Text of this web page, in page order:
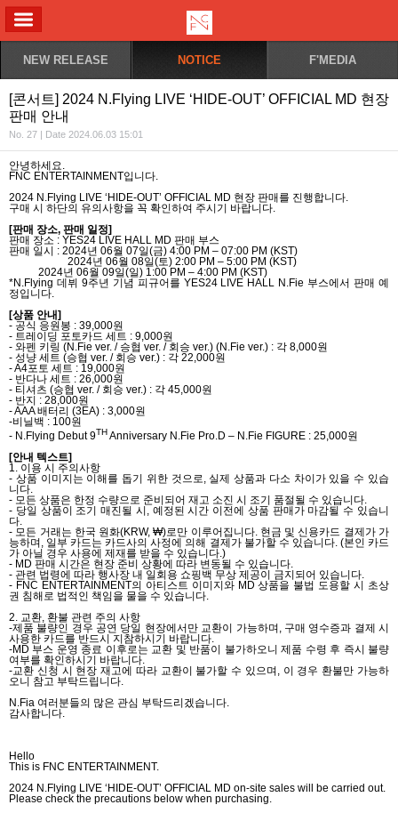
NEW RELEASE NOTICE F'MEDIA
[콘서트] 2024 N.Flying LIVE ‘HIDE-OUT’ OFFICIAL MD 현장
판매 안내
No. 27 | Date 2024.06.03 15:01
안녕하세요.
FNC ENTERTAINMENT입니다.
2024 N.Flying LIVE ‘HIDE-OUT’ OFFICIAL MD 현장 판매를 진행합니다.
구매 시 하단의 유의사항을 꼭 확인하여 주시기 바랍니다.
[판매 장소, 판매 일정]
판매 장소 : YES24 LIVE HALL MD 판매 부스
판매 일시 : 2024년 06월 07일(금) 4:00 PM – 07:00 PM (KST)
2024년 06월 08일(토) 2:00 PM – 5:00 PM (KST)
2024년 06월 09일(일) 1:00 PM – 4:00 PM (KST)
*N.Flying 데뷔 9주년 기념 피규어를 YES24 LIVE HALL N.Fie 부스에서 판매 예
정입니다.
[상품 안내]
- 공식 응원봉 : 39,000원
- 트레이딩 포토카드 세트 : 9,000원
- 와펜 키링 (N.Fie ver. / 승협 ver. / 회승 ver.) (N.Fie ver.) : 각 8,000원
- 성냥 세트 (승협 ver. / 회승 ver.) : 각 22,000원
- A4포토 세트 : 19,000원
- 반다나 세트 : 26,000원
- 티셔츠 (승협 ver. / 회승 ver.) : 각 45,000원
- 반지 : 28,000원
- AAA배터리 (3EA) : 3,000원
-비닐백 : 100원
- N.Flying Debut 9THAnniversary N.Fie Pro.D – N.Fie FIGURE : 25,000원
[안내 텍스트]
1. 이용 시 주의사항
- 상품 이미지는 이해를 돕기 위한 것으로, 실제 상품과 다소 차이가 있을 수 있습
니다.
- 모든 상품은 한정 수량으로 준비되어 재고 소진 시 조기 품절될 수 있습니다.
- 당일 상품이 조기 매진될 시 , 예정된 시간 이전에 상품 판매가 마감될 수 있습니
다.
- 모든 거래는 한국 원화(KRW, ₩)로만 이루어집니다. 현금 및 신용카드 결제가 가
능하며 , 일부 카드는 카드사의 사정에 의해 결제가 불가할 수 있습니다. (본인 카드
가 아닐 경우 사용에 제재를 받을 수 있습니다.)
- MD 판매 시간은 현장 준비 상황에 따라 변동될 수 있습니다.
- 관련 법령에 따라 행사장 내 일회용 쇼핑백 무상 제공이 금지되어 있습니다.
- FNC ENTERTAINMENT의 아티스트 이미지와 MD상품을 불법 도용할 시 초상
권 침해로 법적인 책임을 물을 수 있습니다.
2. 교환, 환불 관련 주의 사항
-제품 불량인 경우 공연 당일 현장에서만 교환이 가능하며 , 구매 영수증과 결제 시
사용한 카드를 반드시 지참하시기 바랍니다.
-MD 부스 운영 종료 이후로는 교환 및 반품이 불가하오니 제품 수령 후 즉시 불량
여부를 확인하시기 바랍니다.
-교환 신청 시 현장 재고에 따라 교환이 불가할 수 있으며 , 이 경우 환불만 가능하
오니 참고 부탁드립니다.
N.Fia 여러분들의 많은 관심 부탁드리겠습니다.
감사합니다.
Hello
This is FNC ENTERTAINMENT.
2024 N.Flying LIVE ‘HIDE-OUT’ OFFICIAL MD on-site sales will be carried out.
Please check the precautions below when purchasing.